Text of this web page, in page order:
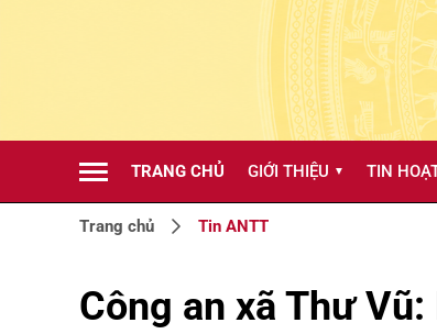
TRANG CHỦ GIỚI THIỆU ▼ TIN
Trang chủ Tin ANTT
Công an xã Thư